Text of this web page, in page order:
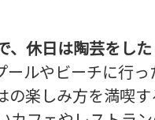
休日は陶芸をし
ールやビーチに行
楽しみ方を満喫